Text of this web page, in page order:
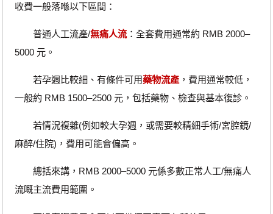
收費一般落喺以下區間：
普通人工流產/無痛人流：全套費用通常約 RMB 2000–
5000 元。
若孕週比較細、有條件可用藥物流產，費用通常較低，
一般約 RMB 1500–2500 元，包括藥物、檢查與基本復診。
若情況複雜(例如較大孕週，或需要較精細手術/宮腔鏡/
麻醉/住院)，費用可能會偏高。
總括來講，RMB 2000–5000 元係多數正常人工/無痛人
流嘅主流費用範圍。